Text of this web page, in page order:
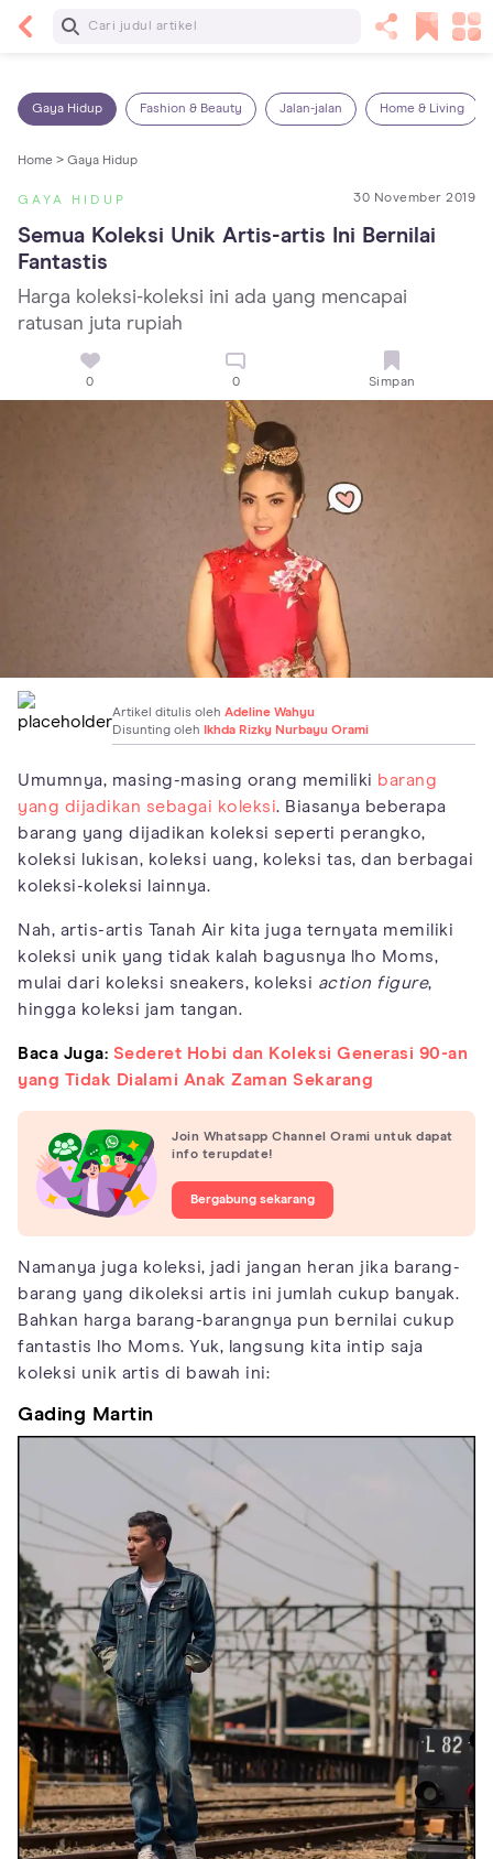
Baca Selanjutnya
Gaya Hidup Fashion & Beauty Jalan-jalan Home & Living
Home > Gaya Hidup
GAYA HIDUP 30 November 2019
Semua Koleksi Unik Artis-artis Ini Bernilai
Fantastis
Harga koleksi-koleksi ini ada yang mencapai
ratusan juta rupiah
0 0 Simpan
Artikel ditulis oleh Adeline Wahyu
Disunting oleh
Ikhda Rizky Nurbayu Orami
Umumnya, masing-masing orang memiliki barang
yang dijadikan sebagai koleksi. Biasanya beberapa
barang yang dijadikan koleksi seperti perangko,
koleksi lukisan, koleksi uang, koleksi tas, dan berbagai
koleksi-koleksi lainnya.
Nah, artis-artis Tanah Air kita juga ternyata memiliki
koleksi unik yang tidak kalah bagusnya lho Moms,
mulai dari koleksi sneakers, koleksi action figure,
hingga koleksi jam tangan.
Baca Juga: Sederet Hobi dan Koleksi Generasi 90-an
yang Tidak Dialami Anak Zaman Sekarang
Join Whatsapp Channel Orami untuk dapat
info terupdate!
Bergabung sekarang
Namanya juga koleksi, jadi jangan heran jika barang-
barang yang dikoleksi artis ini jumlah cukup banyak.
Bahkan harga barang-barangnya pun bernilai cukup
fantastis lho Moms. Yuk, langsung kita intip saja
koleksi unik artis di bawah ini:
Gading Martin